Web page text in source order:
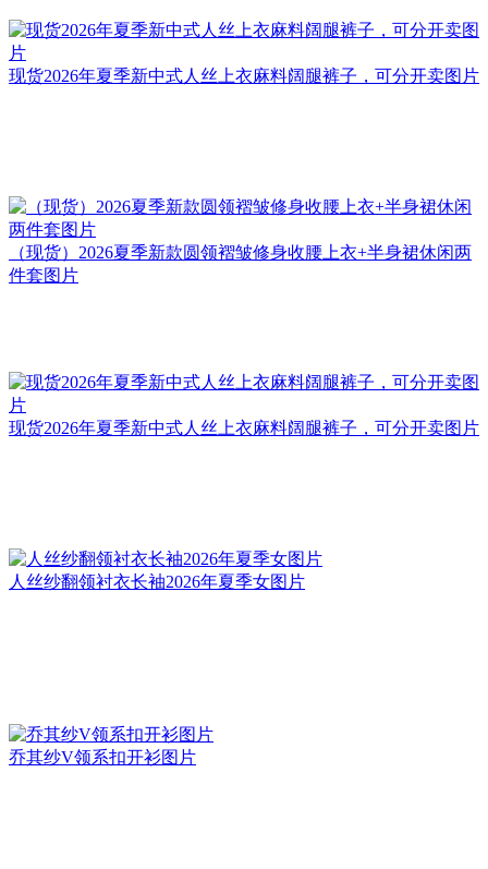
现货2026年夏季新中式人丝上衣麻料阔腿裤子，可分开卖图片
（现货）2026夏季新款圆领褶皱修身收腰上衣+半身裙休闲两
件套图片
现货2026年夏季新中式人丝上衣麻料阔腿裤子，可分开卖图片
人丝纱翻领衬衣长袖2026年夏季女图片
乔其纱V领系扣开衫图片